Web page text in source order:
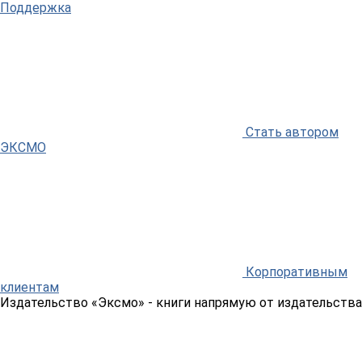
Поддержка
Стать автором
ЭКСМО
Корпоративным
клиентам
Издательство «Эксмо» - книги напрямую от издательства